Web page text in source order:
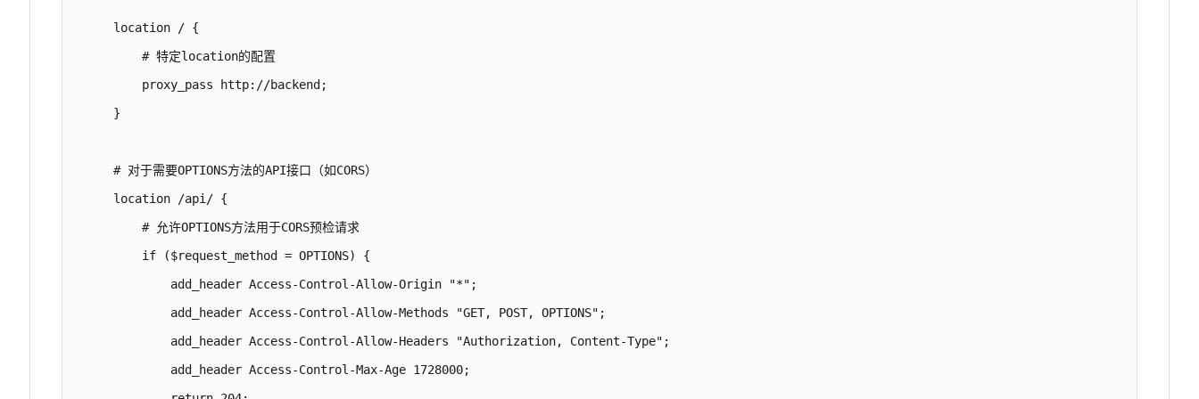
location / {
# 特定location的配置
proxy_pass http://backend;
}
# 对于需要OPTIONS方法的API接口（如CORS）
location /api/ {
# 允许OPTIONS方法用于CORS预检请求
if ($request_method = OPTIONS) {
add_header Access-Control-Allow-Origin "*";
add_header Access-Control-Allow-Methods "GET, POST, OPTIONS";
add_header Access-Control-Allow-Headers "Authorization, Content-Type";
add_header Access-Control-Max-Age 1728000;